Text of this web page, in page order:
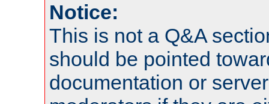
Notice:
This is not a Q&A
should be pointed
documentation or